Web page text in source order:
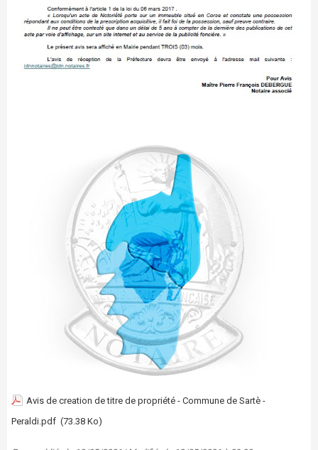
Avis de creation de titre de propriété - Commune de Sartè -
Peraldi.pdf (73.38 Ko)